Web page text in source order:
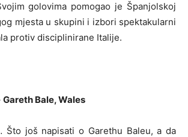
golovima pomogao je Španjolskoj
mjesta u skupini i izbori spektakularni
protiv disciplinirane Italije.
Gareth Bale, Wales
Što još napisati o Garethu Baleu, a da